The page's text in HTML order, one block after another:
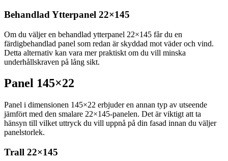
Behandlad Ytterpanel 22×145
Om du väljer en behandlad ytterpanel 22×145 får du en
färdigbehandlad panel som redan är skyddad mot väder och vind.
Detta alternativ kan vara mer praktiskt om du vill minska
underhållskraven på lång sikt.
Panel 145×22
Panel i dimensionen 145×22 erbjuder en annan typ av utseende
jämfört med den smalare 22×145-panelen. Det är viktigt att ta
hänsyn till vilket uttryck du vill uppnå på din fasad innan du väljer
panelstorlek.
Trall 22×145